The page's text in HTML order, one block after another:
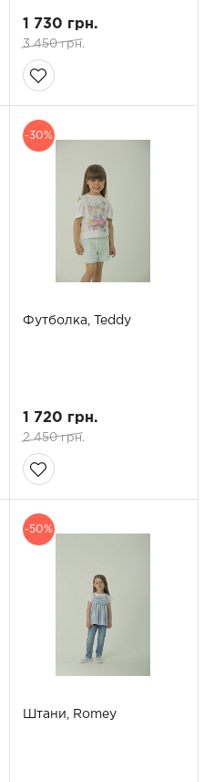
1 730 грн.
3 450 грн.
-30%
Футболка, Teddy
1 720 грн.
2 450 грн.
-50%
Штани, Romey